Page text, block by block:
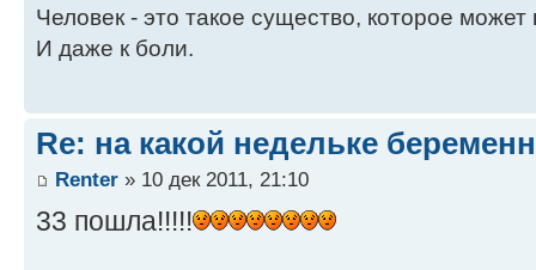
Человек - это такое существо, которое
И даже к боли.
Re: на какой недельке
Renter » 10 дек 2011, 21:10
33 пошла!!!!!